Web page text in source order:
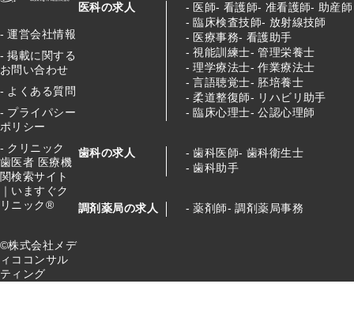
運営会社情報
掲載に関する
お問い合わせ
よくある質問
プライパシー
ポリシー
クリニック
歯医者 医療機
関検索サイト
｜いますぐク
リニック®
©株式会社メデ
ィココンサル
ティング
医科の求人 医師 看護師 准看護師
助産師
臨床検査技師
放射線技師
医療事務
看護助手
視能訓練士
管理栄養士
理学療法士
作業療法士
言語聴覚士
胚培養士
柔道整復師
リハビリ助手
臨床心理士
公認心理師
歯科の求人 歯科医師
歯科衛生士
歯科助手
調剤薬局の求人 薬剤師 調剤薬局事務